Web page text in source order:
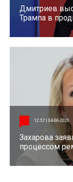
Дмитриев
Трампа в
12:57 | 04-06-2026
Захарова
процессом